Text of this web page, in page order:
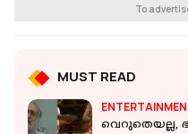
To
MUST READ
വെറുതെയല്ല,